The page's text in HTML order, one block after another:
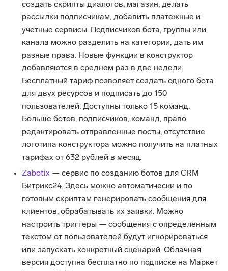
создать скрипты диалогов, магазин, делать
рассылки подписчикам, добавить платежные и
учетные сервисы. Подписчиков бота, группы или
канала можно разделить на категории, дать им
разные права. Новые функции в конструктор
добавляются в среднем раз в две недели.
Бесплатный тариф позволяет создать одного бота
для двух ресурсов и подписать до 150
пользователей. Доступны только 15 команд.
Больше ботов, подписчиков, команд, право
редактировать отправленные посты, отсутствие
логотипа конструктора можно получить на платных
тарифах от 632 рублей в месяц.
Zabotix — сервис по созданию ботов для CRM
Битрикс24. Здесь можно автоматически и по
готовым скриптам генерировать сообщения для
клиентов, обрабатывать их заявки. Можно
настроить триггеры — сообщения с определенным
текстом от пользователей будут игнорироваться
или запускать конкретный сценарий. Облачная
версия доступна бесплатно по подписке на Маркет